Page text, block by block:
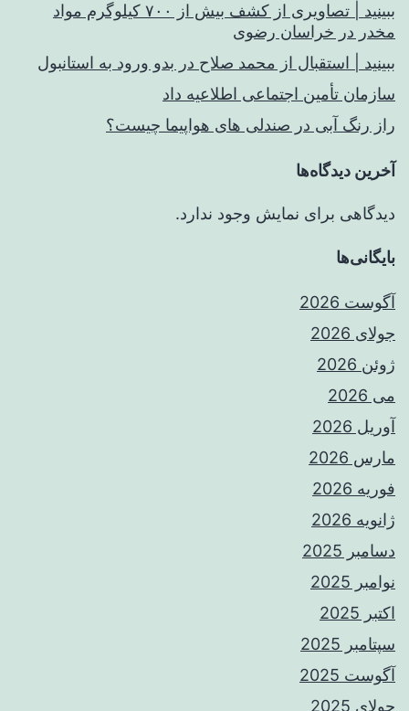
ببینید | تصاویری از کشف بیش از ۷۰۰ کیلوگرم مواد
مخدر در خراسان رضوی
ببینید | استقبال از محمد صلاح در بدو ورود به استانبول
سازمان تأمین اجتماعی اطلاعیه داد
راز رنگ آبی در صندلی های هواپیما چیست؟
آخرین دیدگاه‌ها
دیدگاهی برای نمایش وجود ندارد.
بایگانی‌ها
آگوست 2026
جولای 2026
ژوئن 2026
می 2026
آوریل 2026
مارس 2026
فوریه 2026
ژانویه 2026
دسامبر 2025
نوامبر 2025
اکتبر 2025
سپتامبر 2025
آگوست 2025
جولای 2025